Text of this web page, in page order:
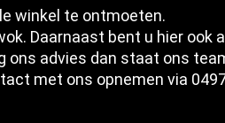
winkel te ontmoeten.
Daarnaast bent u hier ook
advies dan staat ons
met ons opnemen via